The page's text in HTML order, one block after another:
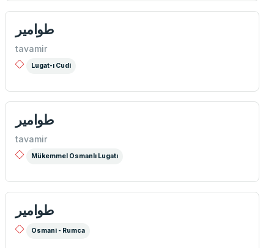
طوامیر
tavamir
Lugat-ı Cudi
طوامیر
tavamir
Mükemmel Osmanlı Lugatı
طوامير
Osmani - Rumca